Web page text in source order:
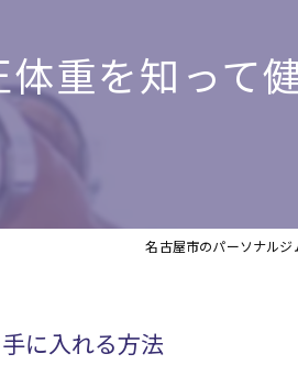
重を知って
名古屋市のパーソナルジ
に入れる方法